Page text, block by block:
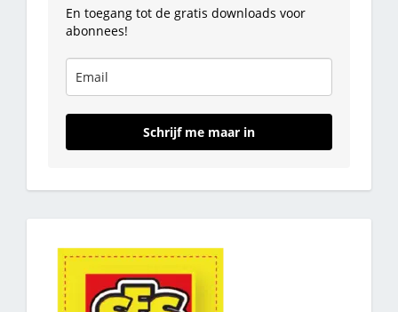
En toegang tot de gratis downloads voor
abonnees!
Schrijf me maar in